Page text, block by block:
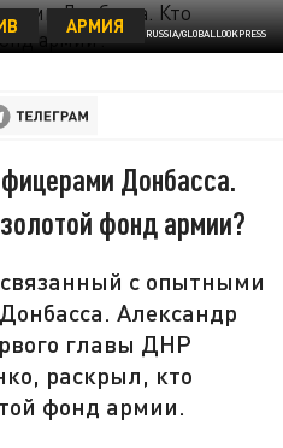
ФОТО: MOD RUSSIA/GLOBALLOOKPRESS
АРМИЯ
Донбасса.
фонд армии?
с опытными
Александр
главы ДНР
раскрыл, кто
фонд армии.